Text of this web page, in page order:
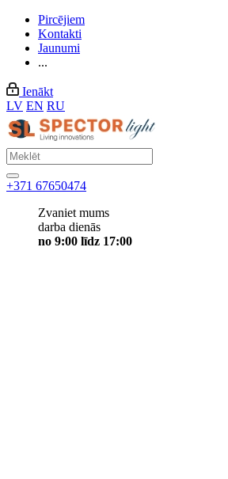
Pircējiem
Kontakti
Jaunumi
...
Ienākt
LV EN RU
+371 67650474
Zvaniet mums
darba dienās
no 9:00 līdz 17:00